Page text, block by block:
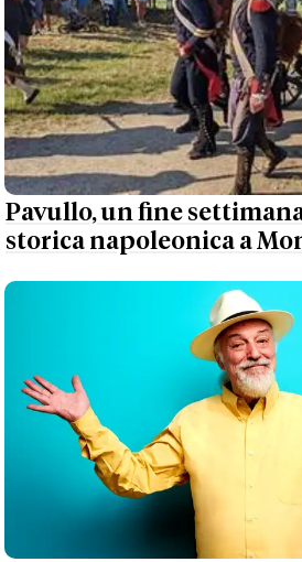
Pavullo, un fine
storica napoleonica a